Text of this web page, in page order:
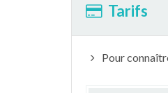
Tarifs
Pour